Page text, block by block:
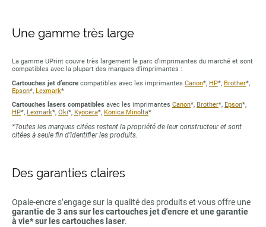
Une gamme très large
La gamme UPrint couvre très largement le parc d’imprimantes du marché et sont
compatibles avec la plupart des marques d'imprimantes :
Cartouches jet d’encre compatibles avec les imprimantes Canon*, HP*, Brother*,
Epson*, Lexmark*
Cartouches lasers compatibles avec les imprimantes Canon*, Brother*, Epson*,
HP*, Lexmark*, Oki*, Kyocera*, Konica Minolta*
*Toutes les marques citées restent la propriété de leur constructeur et sont
citées à seule fin d’identifier les produits.
Des garanties claires
Opale-encre s’engage sur la qualité des produits et vous offre une
garantie de 3 ans sur les cartouches jet d'encre et une garantie
à vie* sur les cartouches laser.